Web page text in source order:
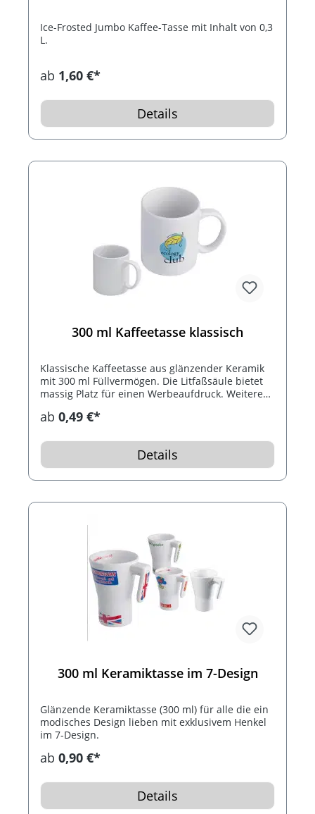
Ice-Frosted Jumbo Kaffee-Tasse mit Inhalt von 0,3
L.
ab 1,60 €*
Details
300 ml Kaffeetasse klassisch
Klassische Kaffeetasse aus glänzender Keramik
mit 300 ml Füllvermögen. Die Litfaßsäule bietet
massig Platz für einen Werbeaufdruck. Weitere
ab 0,49 €*
Details
300 ml Keramiktasse im 7-Design
Glänzende Keramiktasse (300 ml) für alle die ein
modisches Design lieben mit exklusivem Henkel
im 7-Design.
ab 0,90 €*
Details